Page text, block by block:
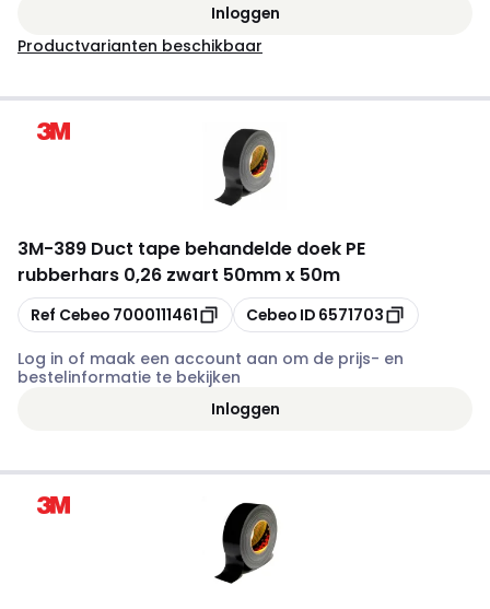
Inloggen
Productvarianten beschikbaar
3M-389 Duct tape behandelde doek PE
rubberhars 0,26 zwart 50mm x 50m
Kopiëren
Ref Cebeo 7000111461 Kopiëren
Cebeo ID 6571703
Log in of maak een account aan om de prijs- en
bestelinformatie te bekijken
Inloggen